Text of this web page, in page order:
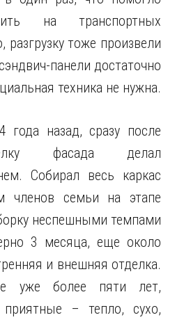
на транспортных
разгрузку тоже произвели
панели достаточно
техника не нужна.
назад, сразу после
фасада делал
Собирал весь каркас
членов семьи на этапе
неспешными темпами
3 месяца, еще около
и внешняя отделка.
уже более пяти лет,
– тепло, сухо,